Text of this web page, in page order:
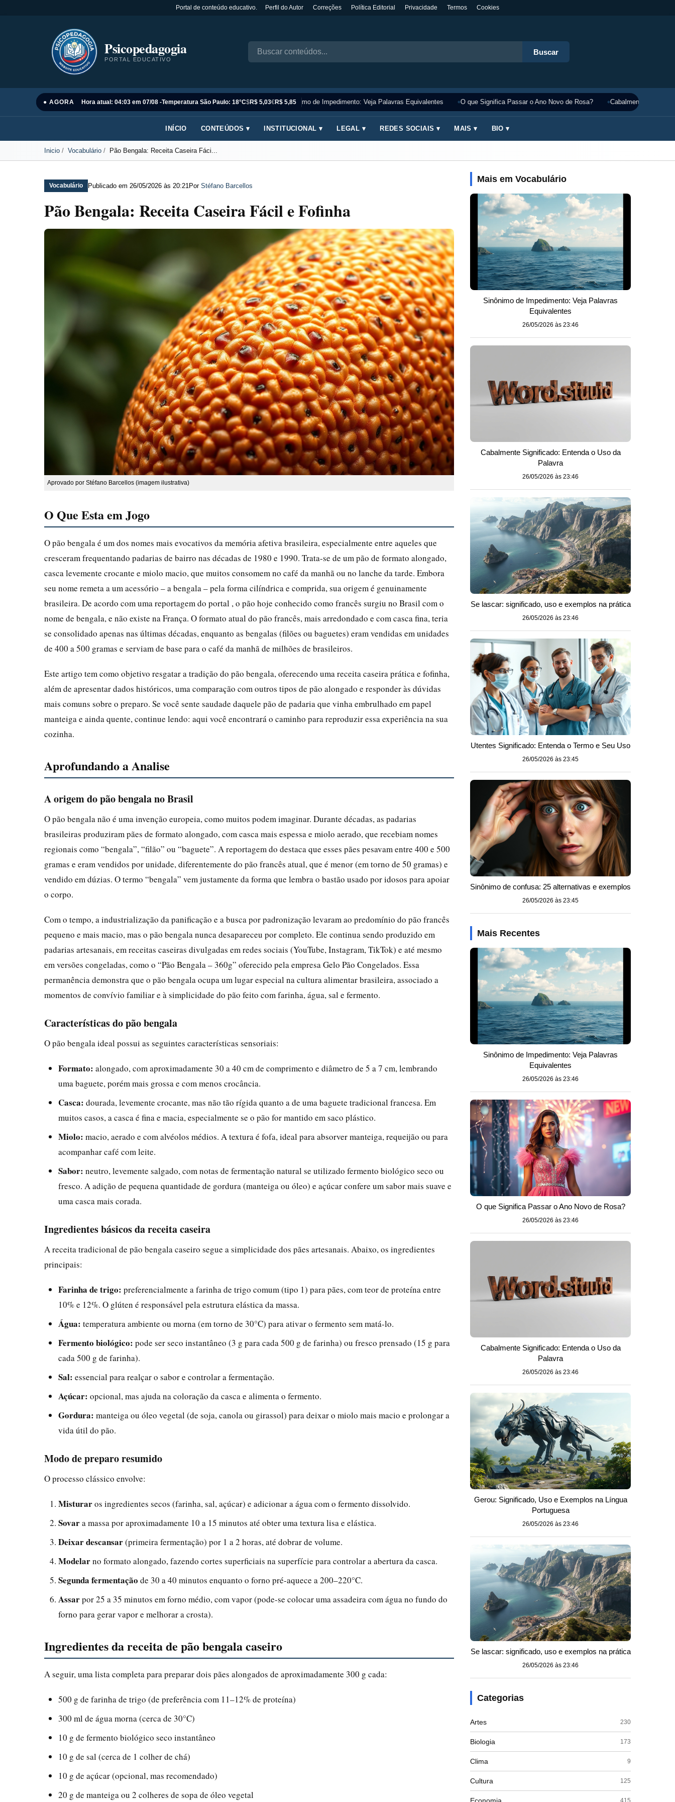
Portal de conteúdo educativo. Perfil do Autor Correções Política Editorial Privacidade Termos Cookies
Psicopedagogia
PORTAL EDUCATIVO
Buscar
● AGORA Hora atual: 04:03 em 07/08 -Temperatura São Paulo: 18°C$R$ 5,03€R$ 5,85
Sinônimo de Impedimento: Veja Palavras Equivalentes O que Significa Passar o Ano Novo de Rosa? Cabalmente
INÍCIO CONTEÚDOS ▾ INSTITUCIONAL ▾ LEGAL ▾ REDES SOCIAIS ▾ MAIS ▾ BIO ▾
Inicio Vocabulário Pão Bengala: Receita Caseira Fáci...
Vocabulário Publicado em 26/05/2026 às 20:21 Por Stéfano Barcellos
Pão Bengala: Receita Caseira Fácil e Fofinha
Aprovado por Stéfano Barcellos (imagem ilustrativa)
O Que Esta em Jogo
O pão bengala é um dos nomes mais evocativos da memória afetiva brasileira, especialmente entre aqueles que
cresceram frequentando padarias de bairro nas décadas de 1980 e 1990. Trata-se de um pão de formato alongado,
casca levemente crocante e miolo macio, que muitos consomem no café da manhã ou no lanche da tarde. Embora
seu nome remeta a um acessório – a bengala – pela forma cilíndrica e comprida, sua origem é genuinamente
brasileira. De acordo com uma reportagem do portal , o pão hoje conhecido como francês surgiu no Brasil com o
nome de bengala, e não existe na França. O formato atual do pão francês, mais arredondado e com casca fina, teria
se consolidado apenas nas últimas décadas, enquanto as bengalas (filões ou baguetes) eram vendidas em unidades
de 400 a 500 gramas e serviam de base para o café da manhã de milhões de brasileiros.
Este artigo tem como objetivo resgatar a tradição do pão bengala, oferecendo uma receita caseira prática e fofinha,
além de apresentar dados históricos, uma comparação com outros tipos de pão alongado e responder às dúvidas
mais comuns sobre o preparo. Se você sente saudade daquele pão de padaria que vinha embrulhado em papel
manteiga e ainda quente, continue lendo: aqui você encontrará o caminho para reproduzir essa experiência na sua
cozinha.
Aprofundando a Analise
A origem do pão bengala no Brasil
O pão bengala não é uma invenção europeia, como muitos podem imaginar. Durante décadas, as padarias
brasileiras produziram pães de formato alongado, com casca mais espessa e miolo aerado, que recebiam nomes
regionais como “bengala”, “filão” ou “baguete”. A reportagem do destaca que esses pães pesavam entre 400 e 500
gramas e eram vendidos por unidade, diferentemente do pão francês atual, que é menor (em torno de 50 gramas) e
vendido em dúzias. O termo “bengala” vem justamente da forma que lembra o bastão usado por idosos para apoiar
o corpo.
Com o tempo, a industrialização da panificação e a busca por padronização levaram ao predomínio do pão francês
pequeno e mais macio, mas o pão bengala nunca desapareceu por completo. Ele continua sendo produzido em
padarias artesanais, em receitas caseiras divulgadas em redes sociais (YouTube, Instagram, TikTok) e até mesmo
em versões congeladas, como o “Pão Bengala – 360g” oferecido pela empresa Gelo Pão Congelados. Essa
permanência demonstra que o pão bengala ocupa um lugar especial na cultura alimentar brasileira, associado a
momentos de convívio familiar e à simplicidade do pão feito com farinha, água, sal e fermento.
Características do pão bengala
O pão bengala ideal possui as seguintes características sensoriais:
Formato: alongado, com aproximadamente 30 a 40 cm de comprimento e diâmetro de 5 a 7 cm, lembrando
uma baguete, porém mais grossa e com menos crocância.
Casca: dourada, levemente crocante, mas não tão rígida quanto a de uma baguete tradicional francesa. Em
muitos casos, a casca é fina e macia, especialmente se o pão for mantido em saco plástico.
Miolo: macio, aerado e com alvéolos médios. A textura é fofa, ideal para absorver manteiga, requeijão ou para
acompanhar café com leite.
Sabor: neutro, levemente salgado, com notas de fermentação natural se utilizado fermento biológico seco ou
fresco. A adição de pequena quantidade de gordura (manteiga ou óleo) e açúcar confere um sabor mais suave e
uma casca mais corada.
Ingredientes básicos da receita caseira
A receita tradicional de pão bengala caseiro segue a simplicidade dos pães artesanais. Abaixo, os ingredientes
principais:
Farinha de trigo: preferencialmente a farinha de trigo comum (tipo 1) para pães, com teor de proteína entre
10% e 12%. O glúten é responsável pela estrutura elástica da massa.
Água: temperatura ambiente ou morna (em torno de 30°C) para ativar o fermento sem matá-lo.
Fermento biológico: pode ser seco instantâneo (3 g para cada 500 g de farinha) ou fresco prensado (15 g para
cada 500 g de farinha).
Sal: essencial para realçar o sabor e controlar a fermentação.
Açúcar: opcional, mas ajuda na coloração da casca e alimenta o fermento.
Gordura: manteiga ou óleo vegetal (de soja, canola ou girassol) para deixar o miolo mais macio e prolongar a
vida útil do pão.
Modo de preparo resumido
O processo clássico envolve:
Misturaros ingredientes secos (farinha, sal, açúcar) e adicionar a água com o fermento dissolvido.
Sovara massa por aproximadamente 10 a 15 minutos até obter uma textura lisa e elástica.
Deixar descansar(primeira fermentação) por 1 a 2 horas, até dobrar de volume.
Modelarno formato alongado, fazendo cortes superficiais na superfície para controlar a abertura da casca.
Segunda fermentação de 30 a 40 minutos enquanto o forno pré-aquece a 200–220°C.
Assarpor 25 a 35 minutos em forno médio, com vapor (pode-se colocar uma assadeira com água no fundo do
forno para gerar vapor e melhorar a crosta).
Ingredientes da receita de pão bengala caseiro
A seguir, uma lista completa para preparar dois pães alongados de aproximadamente 300 g cada:
500 g de farinha de trigo (de preferência com 11–12% de proteína)
300 ml de água morna (cerca de 30°C)
10 g de fermento biológico seco instantâneo
10 g de sal (cerca de 1 colher de chá)
10 g de açúcar (opcional, mas recomendado)
20 g de manteiga ou 2 colheres de sopa de óleo vegetal
Mais em Vocabulário
Sinônimo de Impedimento: Veja Palavras
Equivalentes
26/05/2026 às 23:46
Cabalmente Significado: Entenda o Uso da
Palavra
26/05/2026 às 23:46
Se lascar: significado, uso e exemplos na prática
26/05/2026 às 23:46
Utentes Significado: Entenda o Termo e Seu Uso
26/05/2026 às 23:45
Sinônimo de confusa: 25 alternativas e exemplos
26/05/2026 às 23:45
Mais Recentes
Sinônimo de Impedimento: Veja Palavras
Equivalentes
26/05/2026 às 23:46
O que Significa Passar o Ano Novo de Rosa?
26/05/2026 às 23:46
Cabalmente Significado: Entenda o Uso da
Palavra
26/05/2026 às 23:46
Gerou: Significado, Uso e Exemplos na Língua
Portuguesa
26/05/2026 às 23:46
Se lascar: significado, uso e exemplos na prática
26/05/2026 às 23:46
Categorias
Artes 230
Biologia 173
Clima 9
Cultura 125
415